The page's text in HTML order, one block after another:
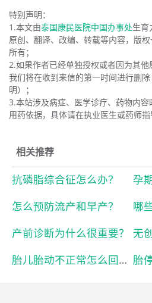
特别声明：
1.本文由泰国康民医院中国办事处生育
原创、翻译、改编、转载等内容，版
所有；
2.如果作者已经单独授权或者因为其他
我们将在收到来信的第一时间进行删
明）；
3.本站涉及病症、医学诊疗、药物内
用药依据，具体请在执业医生或药师指
相关推荐
抗磷脂综合征怎么办？
孕
怎么预防流产和早产？
哪
产前诊断为什么很重要？
无
胎儿胎动不正常怎么回事？ 胎